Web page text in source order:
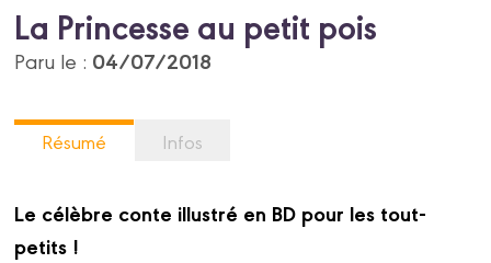
La Princesse au petit pois
Paru le : 04/07/2018
Résumé Infos
Le célèbre conte illustré en BD pour les tout-
petits !